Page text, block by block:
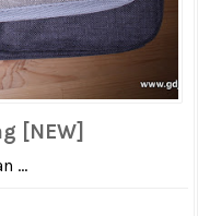
[NEW]
...